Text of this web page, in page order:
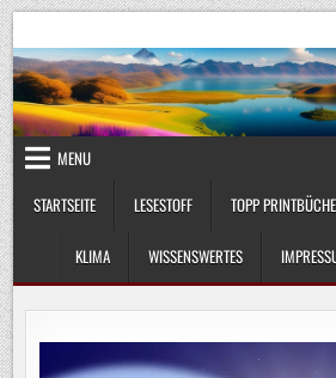
Skip
to
content
UmweltKlima.com
MENU
STARTSEITE
LESESTOFF TOPP
KLIMA WISSENSWERTES